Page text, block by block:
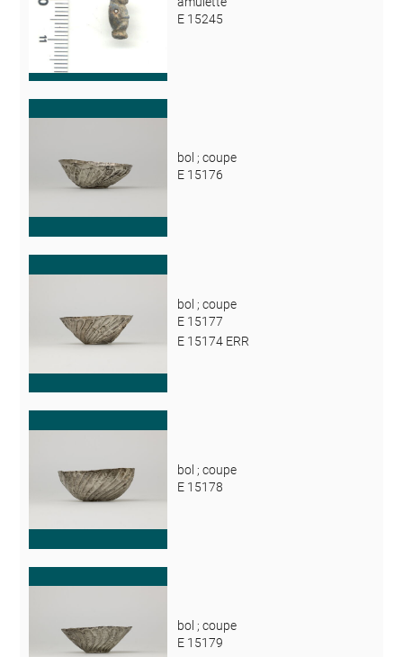
E 15245
bol ; coupe
E 15176
bol ; coupe
E 15177
E 15174 ERR
bol ; coupe
E 15178
bol ; coupe
E 15179